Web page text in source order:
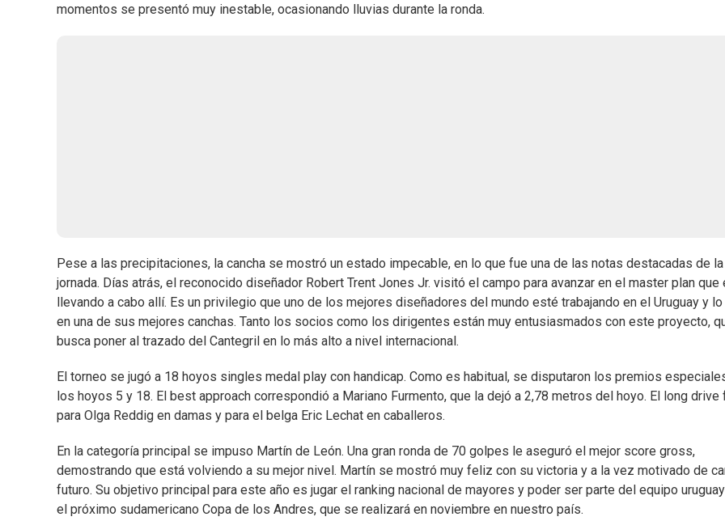
momentos se presentó muy inestable, ocasionando lluvias durante la ronda.
Pese a las precipitaciones, la cancha se mostró un estado impecable, en lo que fue una de las notas destacadas de la
jornada. Días atrás, el reconocido diseñador Robert Trent Jones Jr. visitó el campo para avanzar en el master plan que
llevando a cabo allí. Es un privilegio que uno de los mejores diseñadores del mundo esté trabajando en el Uruguay y lo
en una de sus mejores canchas. Tanto los socios como los dirigentes están muy entusiasmados con este proyecto,
busca poner al trazado del Cantegril en lo más alto a nivel internacional.
El torneo se jugó a 18 hoyos singles medal play con handicap. Como es habitual, se disputaron los premios
los hoyos 5 y 18. El best approach correspondió a Mariano Furmento, que la dejó a 2,78 metros del hoyo. El long drive
para Olga Reddig en damas y para el belga Eric Lechat en caballeros.
En la categoría principal se impuso Martín de León. Una gran ronda de 70 golpes le aseguró el mejor score gross,
demostrando que está volviendo a su mejor nivel. Martín se mostró muy feliz con su victoria y a la vez motivado de
futuro. Su objetivo principal para este año es jugar el ranking nacional de mayores y poder ser parte del equipo
el próximo sudamericano Copa de los Andres, que se realizará en noviembre en nuestro país.